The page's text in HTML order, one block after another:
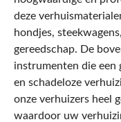
deze
hondjes,
gereedschap. De
instrumenten die een
en schadeloze
onze verhuizers heel
waardoor uw